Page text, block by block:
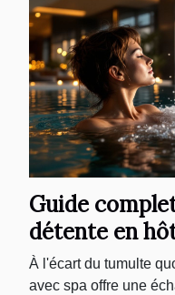
Guide
détente en
À l'écart du tumulte
avec spa offre une